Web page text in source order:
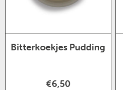
Bitterkoekjes Pudding
€6,50